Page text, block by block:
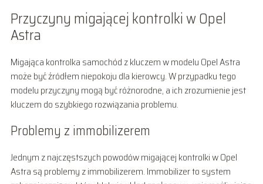
Przyczyny migającej kontrolki w Opel
Astra
Migająca kontrolka samochód z kluczem w modelu Opel Astra
może być źródłem niepokoju dla kierowcy. W przypadku tego
modelu przyczyny mogą być różnorodne, a ich zrozumienie jest
kluczem do szybkiego rozwiązania problemu.
Problemy z immobilizerem
Jednym z najczęstszych powodów migającej kontrolki w Opel
Astra są problemy z immobilizerem. Immobilizer to system